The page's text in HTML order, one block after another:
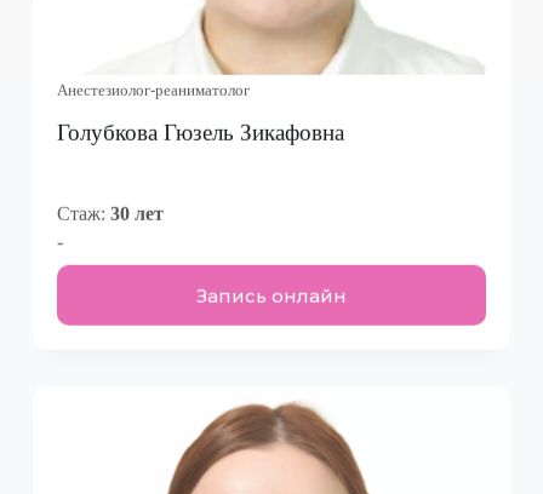
Анестезиолог-реаниматолог
Голубкова Гюзель Зикафовна
Стаж: 30 лет
-
Запись онлайн